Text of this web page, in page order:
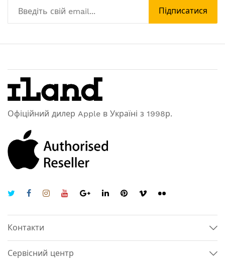
Підписатися
Офіційний дилер Apple в Україні з 1998р.
Контакти
Сервісний центр